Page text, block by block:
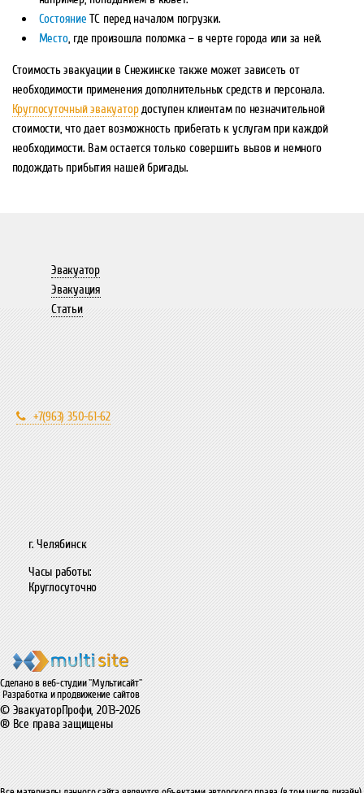
Состояние ТС перед началом погрузки.
Место, где произошла поломка – в черте города или за ней.
Стоимость эвакуации в Снежинске также может зависеть от
необходимости применения дополнительных средств и персонала.
Круглосуточный эвакуатордоступен клиентам по незначительной
стоимости, что дает возможность прибегать к услугам при каждой
необходимости. Вам остается только совершить вызов и немного
подождать прибытия нашей бригады.
Эвакуатор
Эвакуация
Статьи
+7(963) 350-61-62
г. Челябинск
Часы работы:
Круглосуточно
Сделано в веб-студии "Мультисайт"
Разработка и продвижение сайтов
© ЭвакуаторПрофи, 2013-2026
® Все права защищены